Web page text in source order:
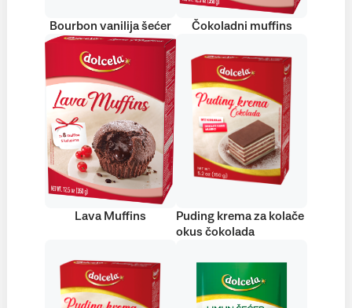
Bourbon vanilija šećer Čokoladni muffins
Lava Muffins
Puding krema za kolače
okus čokolada